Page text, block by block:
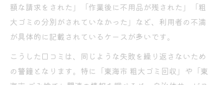
額な請求をされた」「作業後に不用品が残された」「粗
大ゴミの分別がされていなかった」など、利用者の不満
が具体的に記載されているケースが多いです。
こうした口コミは、同じような失敗を繰り返さないため
の警鐘となります。特に「東海市 粗大ゴミ回収」や「東